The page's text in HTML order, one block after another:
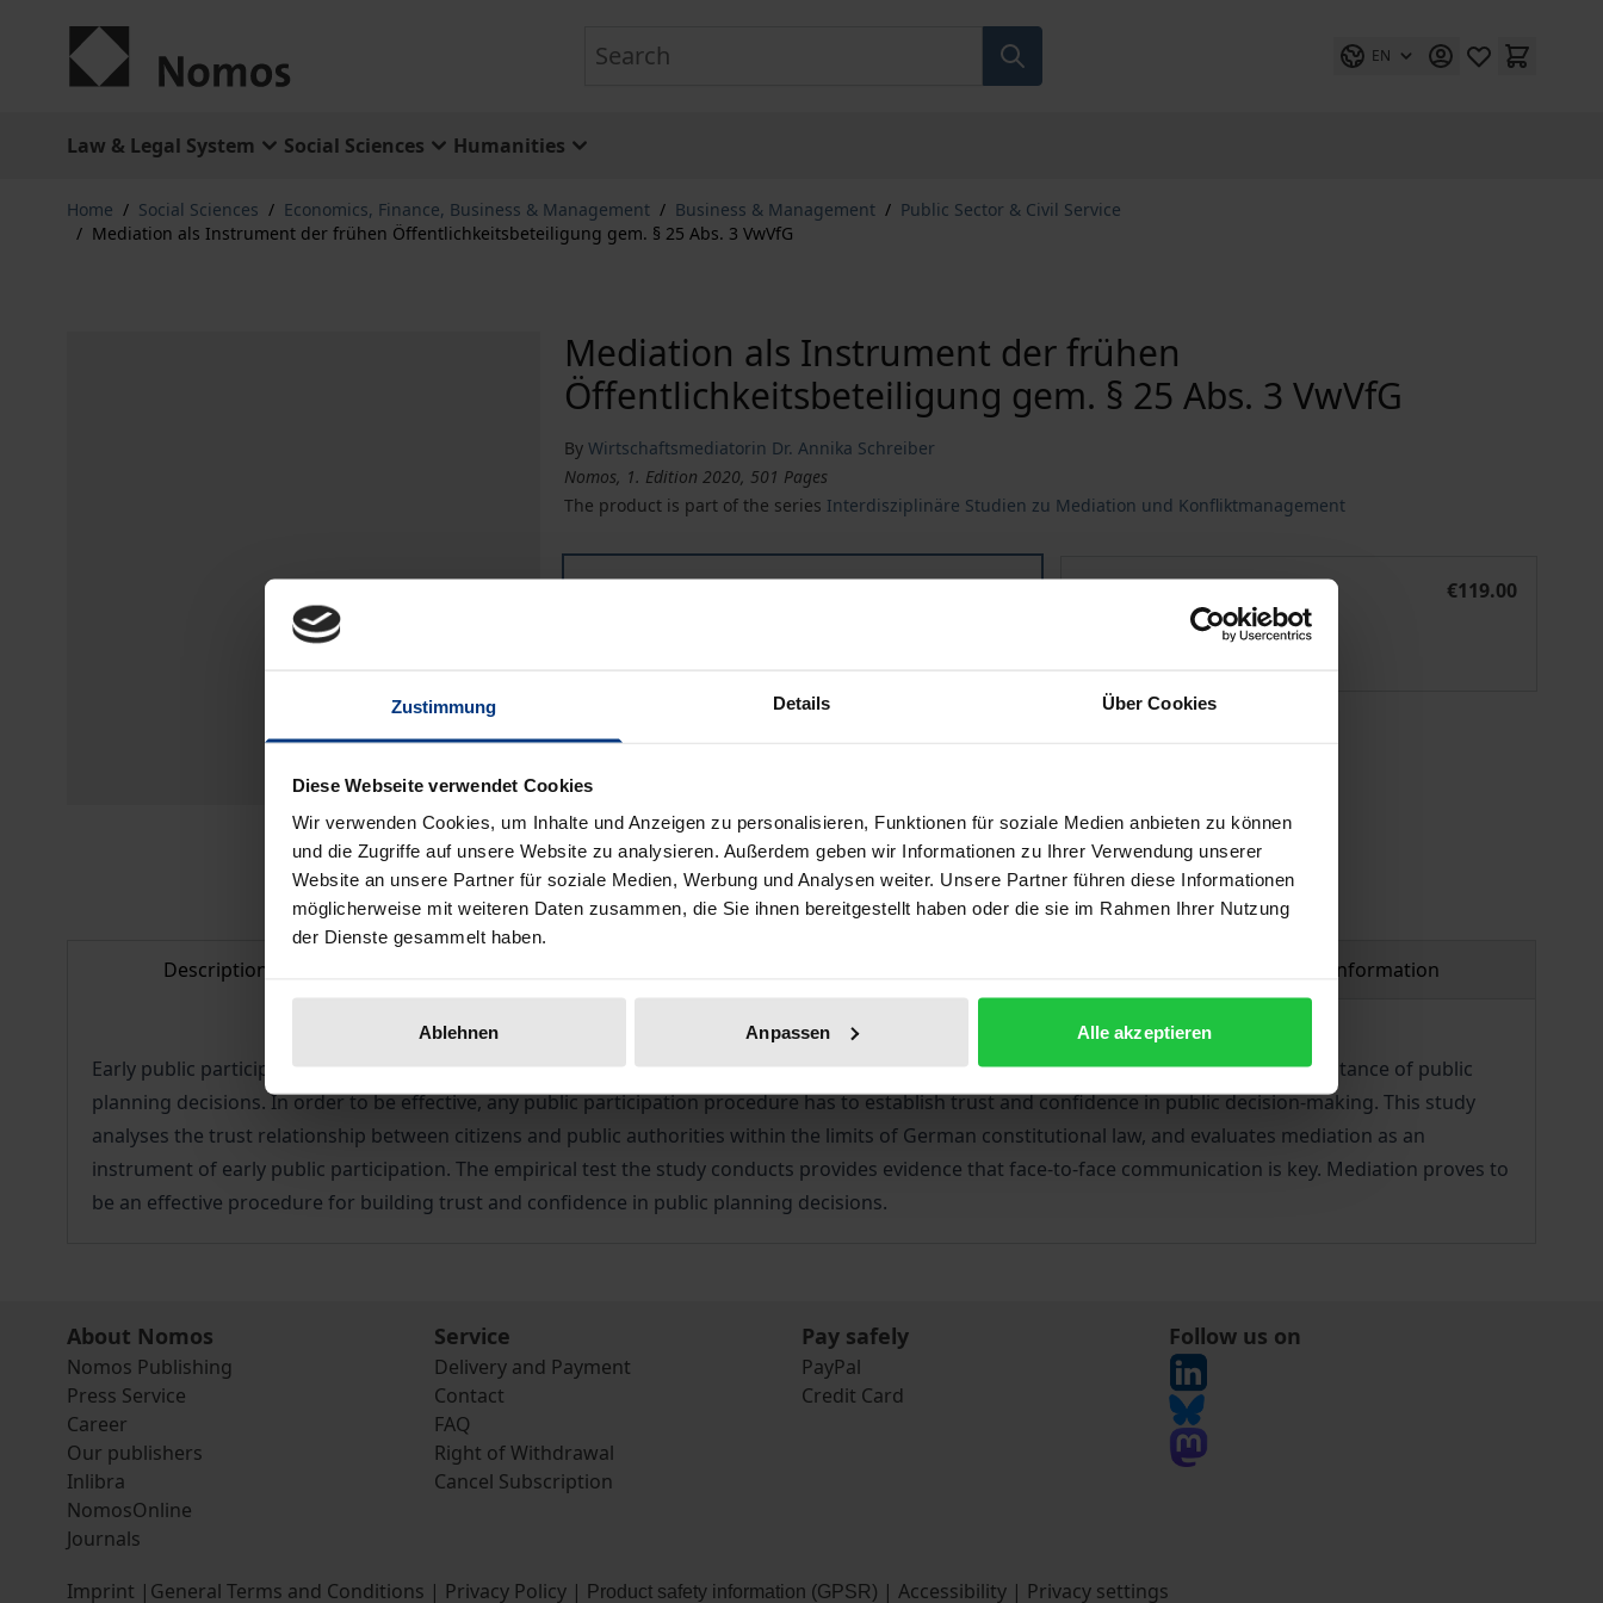
Zustimmung Details Über Cookies
Diese Webseite verwendet Cookies
Wir verwenden Cookies, um Inhalte und Anzeigen zu personalisieren, Funktionen für soziale Medien anbieten zu können
und die Zugriffe auf unsere Website zu analysieren. Außerdem geben wir Informationen zu Ihrer Verwendung unserer
Website an unsere Partner für soziale Medien, Werbung und Analysen weiter. Unsere Partner führen diese Informationen
möglicherweise mit weiteren Daten zusammen, die Sie ihnen bereitgestellt haben oder die sie im Rahmen Ihrer Nutzung
der Dienste gesammelt haben.
Ablehnen Anpassen Alle akzeptieren
EN
Law & Legal System Social Sciences Humanities
Home / Social Sciences / Economics, Finance, Business & Management / Business & Management / Public Sector & Civil Service
/ Mediation als Instrument der frühen Öffentlichkeitsbeteiligung gem. § 25 Abs. 3 VwVfG
Mediation als Instrument der frühen
Öffentlichkeitsbeteiligung gem. § 25 Abs. 3 VwVfG
By Wirtschaftsmediatorin Dr. Annika Schreiber
Nomos, 1. Edition 2020, 501 Pages
The product is part of the series Interdisziplinäre Studien zu Mediation und Konfliktmanagement
€119.00
ISBN 978-3-7489-0942-2
Prices include VAT. Depending on the delivery address, VAT may vary at checkout.
Delivery cost notice
Description Product safety information
Early public participation according to par. 25, sect. 3 of the German Administrative Procedure Act was introduced to create broader acceptance of public
planning decisions. In order to be effective, any public participation procedure has to establish trust and confidence in public decision-making. This study
analyses the trust relationship between citizens and public authorities within the limits of German constitutional law, and evaluates mediation as an
instrument of early public participation. The empirical test the study conducts provides evidence that face-to-face communication is key. Mediation proves to
be an effective procedure for building trust and confidence in public planning decisions.
About Nomos
Nomos Publishing
Press Service
Career
Our publishers
Inlibra
NomosOnline
Journals
Service
Delivery and Payment
Contact
FAQ
Right of Withdrawal
Cancel Subscription
Pay safely
PayPal
Credit Card
Follow us on
Imprint | General Terms and Conditions | Privacy Policy | Product safety information (GPSR) | Accessibility | Privacy settings